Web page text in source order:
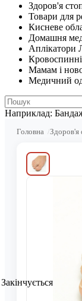
Здоров'я
Товари для
Кисневе
Домашня
Аплікатори
Мамам і
Медичний
Наприклад:
Головна Здоров'я
Закінчується